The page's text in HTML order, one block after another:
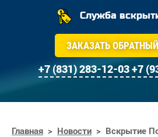
Главная > Новости > Вскрытие
Служба
ЗАКАЗАТЬ
+7 (831) 283-12-03+7